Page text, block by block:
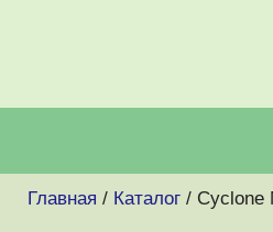
Главная / Каталог/ Cyclone